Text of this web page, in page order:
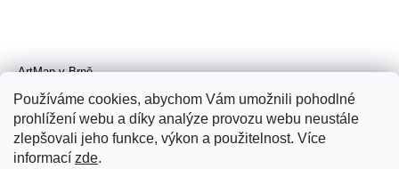
Používáme cookies, abychom Vám umožnili pohodlné
prohlížení webu a díky analýze provozu webu neustále
zlepšovali jeho funkce, výkon a použitelnost. Více
informací zde.
ArtMap v Brně
Radnická 4, Brno
úterý–pátek 11–19 h
sobota 14–19 h
+420 702 152 298